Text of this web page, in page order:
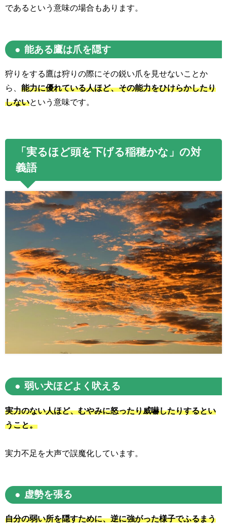
であるという意味の場合もあります。
能ある鷹は爪を隠す
狩りをする鷹は狩りの際にその鋭い爪を見せないことか
ら、 能力に優れている人ほど、その能力をひけらかしたり
しないという意味です。
「実るほど頭を下げる稲穂かな」の対
義語
弱い犬ほどよく吠える
実力のない人ほど、むやみに怒ったり威嚇したりするとい
うこと。
実力不足を大声で誤魔化しています。
虚勢を張る
自分の弱い所を隠すために、逆に強がった様子でふるまう